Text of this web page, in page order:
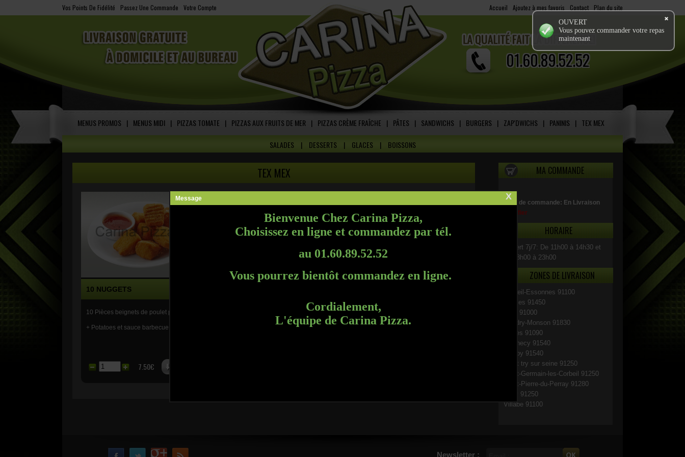
Vos Points De Fidélité Passez Une Commande Votre Compte Accueil Ajoutez à mes favoris Contact Plan du site
01.60.89.52.52
MENUS PROMOS | MENUS MIDI | PIZZAS TOMATE | PIZZAS AUX FRUITS DE MER | PIZZAS CRÈME FRAÎCHE | PÂTES | SANDWICHS | BURGERS | ZAP'DWICHS | PANINIS | TEX MEX
SALADES | DESSERTS | GLACES | BOISSONS
TEX MEX
10 NUGGETS
10 Pièces beignets de poulet panés
+ Potatoes et sauce barbecue.
7.50€
8 Pièces ailerons de poulet marinés et 10 Pièces beignets de calamars frits
MA COMMANDE
Type de commande: En Livraison
modifier
HORAIRE
Ouvert 7j/7: De 11h00 à 14h30 et
de 18h00 à 23h00
ZONES DE LIVRAISON
Corbeil-Essonnes 91100
Etiolles 91450
Evry 91000
Gaudry-Monson 91830
Lisses 91090
Mennecy 91540
Ormoy 91540
Saint try sur seine 91250
Saint-Germain-les-Corbeil 91250
Saint-Pierre-du-Perray 91280
Tigry 91250
Villabe 91100
Newsletter :
OUVERT
Vous pouvez commander votre repas
maintenant
Message X